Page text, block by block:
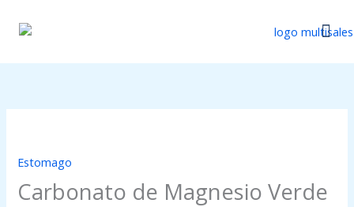
Estomago
Carbonato de Magnesio Verde